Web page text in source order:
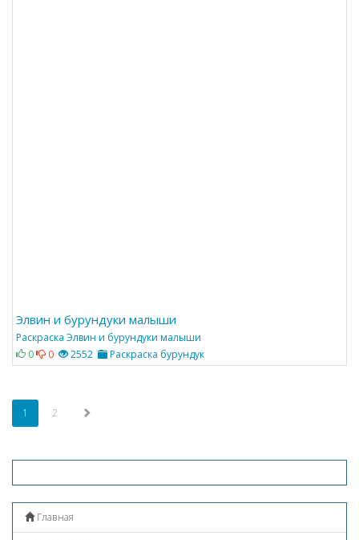
Элвин и бурундуки малыши
Раскраска Элвин и бурундуки малыши
0
0 2552 Раскраска бурундук
1 2
Главная